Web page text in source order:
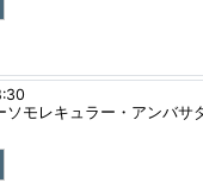
ソモレキュラー・アンバサ